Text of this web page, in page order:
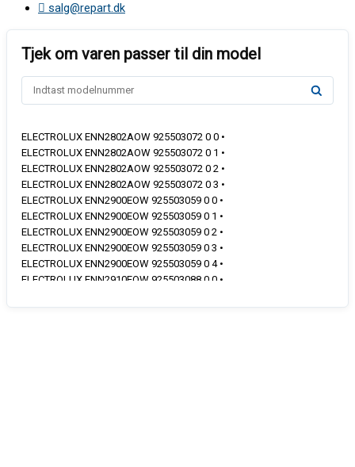
salg@repart.dk
ELECTROLUX ENN2802AOW 925503072 0 0 •
ELECTROLUX ENN2802AOW 925503072 0 1 •
ELECTROLUX ENN2802AOW 925503072 0 2 •
ELECTROLUX ENN2802AOW 925503072 0 3 •
ELECTROLUX ENN2900EOW 925503059 0 0 •
ELECTROLUX ENN2900EOW 925503059 0 1 •
ELECTROLUX ENN2900EOW 925503059 0 2 •
ELECTROLUX ENN2900EOW 925503059 0 3 •
ELECTROLUX ENN2900EOW 925503059 0 4 •
ELECTROLUX ENN2910EOW 925503088 0 0 •
ELECTROLUX ENN2910EOW 925503088 0 2 •